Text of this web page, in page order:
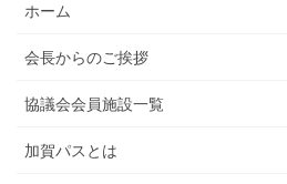
ホーム
会長からのご挨拶
協議会会員施設一覧
加賀パスとは